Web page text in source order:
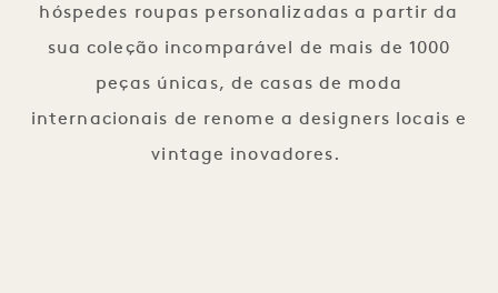
hóspedes roupas personalizadas a partir da
sua coleção incomparável de mais de 1000
peças únicas, de casas de moda
internacionais de renome a designers locais e
vintage inovadores.